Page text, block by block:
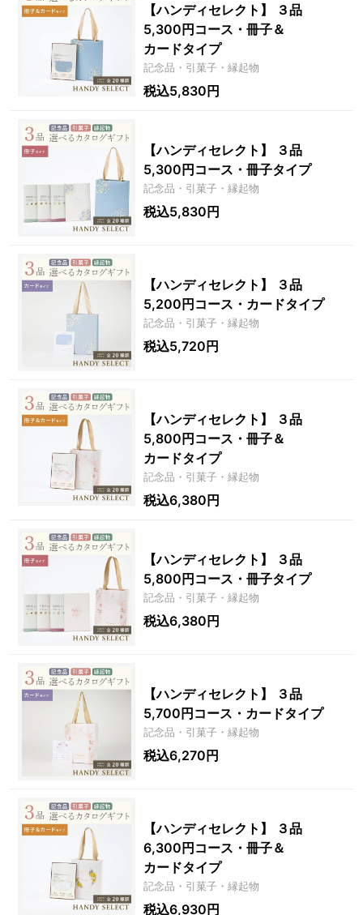
【ハンディセレクト】 ３品
5,300円コース・冊子＆
カードタイプ
記念品・引菓子・縁起物
税込5,830円
【ハンディセレクト】 ３品
5,300円コース・冊子タイプ
記念品・引菓子・縁起物
税込5,830円
【ハンディセレクト】 ３品
5,200円コース・カードタイプ
記念品・引菓子・縁起物
税込5,720円
【ハンディセレクト】 ３品
5,800円コース・冊子＆
カードタイプ
記念品・引菓子・縁起物
税込6,380円
【ハンディセレクト】 ３品
5,800円コース・冊子タイプ
記念品・引菓子・縁起物
税込6,380円
【ハンディセレクト】 ３品
5,700円コース・カードタイプ
記念品・引菓子・縁起物
税込6,270円
【ハンディセレクト】 ３品
6,300円コース・冊子＆
カードタイプ
記念品・引菓子・縁起物
税込6,930円